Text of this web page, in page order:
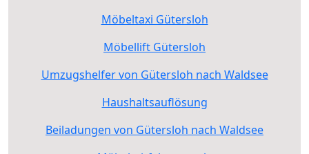
Möbeltaxi Gütersloh
Möbellift Gütersloh
Umzugshelfer von Gütersloh nach Waldsee
Haushaltsauflösung
Beiladungen von Gütersloh nach Waldsee